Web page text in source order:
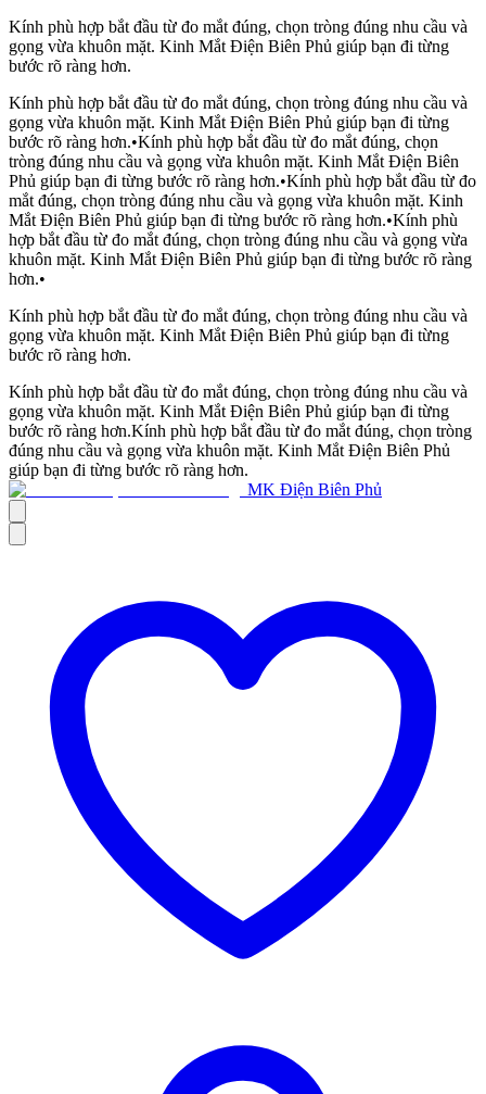
Kính phù hợp bắt đầu từ đo mắt đúng, chọn tròng đúng nhu cầu và
gọng vừa khuôn mặt. Kinh Mắt Điện Biên Phủ giúp bạn đi từng
bước rõ ràng hơn.
Kính phù hợp bắt đầu từ đo mắt đúng, chọn tròng đúng nhu cầu và
gọng vừa khuôn mặt. Kinh Mắt Điện Biên Phủ giúp bạn đi từng
bước rõ ràng hơn.•Kính phù hợp bắt đầu từ đo mắt đúng, chọn
tròng đúng nhu cầu và gọng vừa khuôn mặt. Kinh Mắt Điện Biên
Phủ giúp bạn đi từng bước rõ ràng hơn.•Kính phù hợp bắt đầu từ đo
mắt đúng, chọn tròng đúng nhu cầu và gọng vừa khuôn mặt. Kinh
Mắt Điện Biên Phủ giúp bạn đi từng bước rõ ràng hơn.•Kính phù
hợp bắt đầu từ đo mắt đúng, chọn tròng đúng nhu cầu và gọng vừa
khuôn mặt. Kinh Mắt Điện Biên Phủ giúp bạn đi từng bước rõ ràng
hơn.•
Kính phù hợp bắt đầu từ đo mắt đúng, chọn tròng đúng nhu cầu và
gọng vừa khuôn mặt. Kinh Mắt Điện Biên Phủ giúp bạn đi từng
bước rõ ràng hơn.
Kính phù hợp bắt đầu từ đo mắt đúng, chọn tròng đúng nhu cầu và
gọng vừa khuôn mặt. Kinh Mắt Điện Biên Phủ giúp bạn đi từng
bước rõ ràng hơn.Kính phù hợp bắt đầu từ đo mắt đúng, chọn tròng
đúng nhu cầu và gọng vừa khuôn mặt. Kinh Mắt Điện Biên Phủ
giúp bạn đi từng bước rõ ràng hơn.
MK Điện Biên Phủ